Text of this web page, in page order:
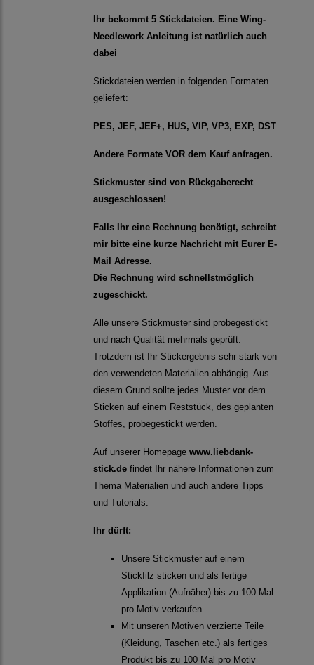
Ihr bekommt 5 Stickdateien. Eine Wing-
Needlework Anleitung ist natürlich auch
dabei
Stickdateien werden in folgenden Formaten
geliefert:
PES, JEF, JEF+, HUS, VIP, VP3, EXP, DST
Andere Formate VOR dem Kauf anfragen.
Stickmuster sind von Rückgaberecht
ausgeschlossen!
Falls Ihr eine Rechnung benötigt, schreibt
mir bitte eine kurze Nachricht mit Eurer E-
Mail Adresse.
Die Rechnung wird schnellstmöglich
zugeschickt.
Alle unsere Stickmuster sind probegestickt
und nach Qualität mehrmals geprüft.
Trotzdem ist Ihr Stickergebnis sehr stark von
den verwendeten Materialien abhängig. Aus
diesem Grund sollte jedes Muster vor dem
Sticken auf einem Reststück, des geplanten
Stoffes, probegestickt werden.
Auf unserer Homepage www.liebdank-
stick.de findet Ihr nähere Informationen zum
Thema Materialien und auch andere Tipps
und Tutorials.
Ihr dürft:
Unsere Stickmuster auf einem
Stickfilz sticken und als fertige
Applikation (Aufnäher) bis zu 100 Mal
pro Motiv verkaufen
Mit unseren Motiven verzierte Teile
(Kleidung, Taschen etc.) als fertiges
Produkt bis zu 100 Mal pro Motiv